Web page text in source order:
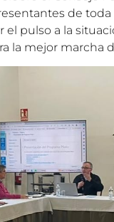
de toda
el pulso a la
la mejor marcha